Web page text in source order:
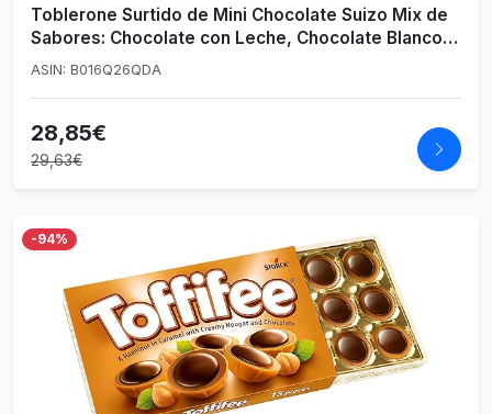
Toblerone Surtido de Mini Chocolate Suizo Mix de
Sabores: Chocolate con Leche, Chocolate Blanco y
Chocolate Negro con Nougat de Miel y Almendras,
ASIN: B016Q26QDA
28,85€
29,63€
-94%